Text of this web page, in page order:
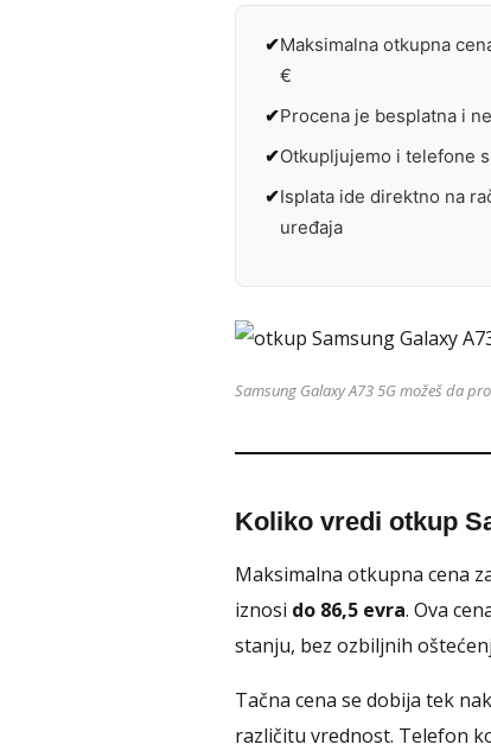
Maksimalna otkupna
€
Procena je besplatna i
Otkupljujemo i telefone
Isplata ide direktno na
uređaja
Samsung Galaxy A73 5G možeš da
Koliko vredi otkup
Maksimalna otkupna cena
iznosi do 86,5 evra. Ova
stanju, bez ozbiljnih
Tačna cena se dobija tek
različitu vrednost. Telefon